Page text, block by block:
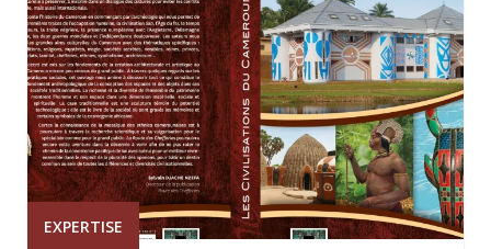
EXPERTISE